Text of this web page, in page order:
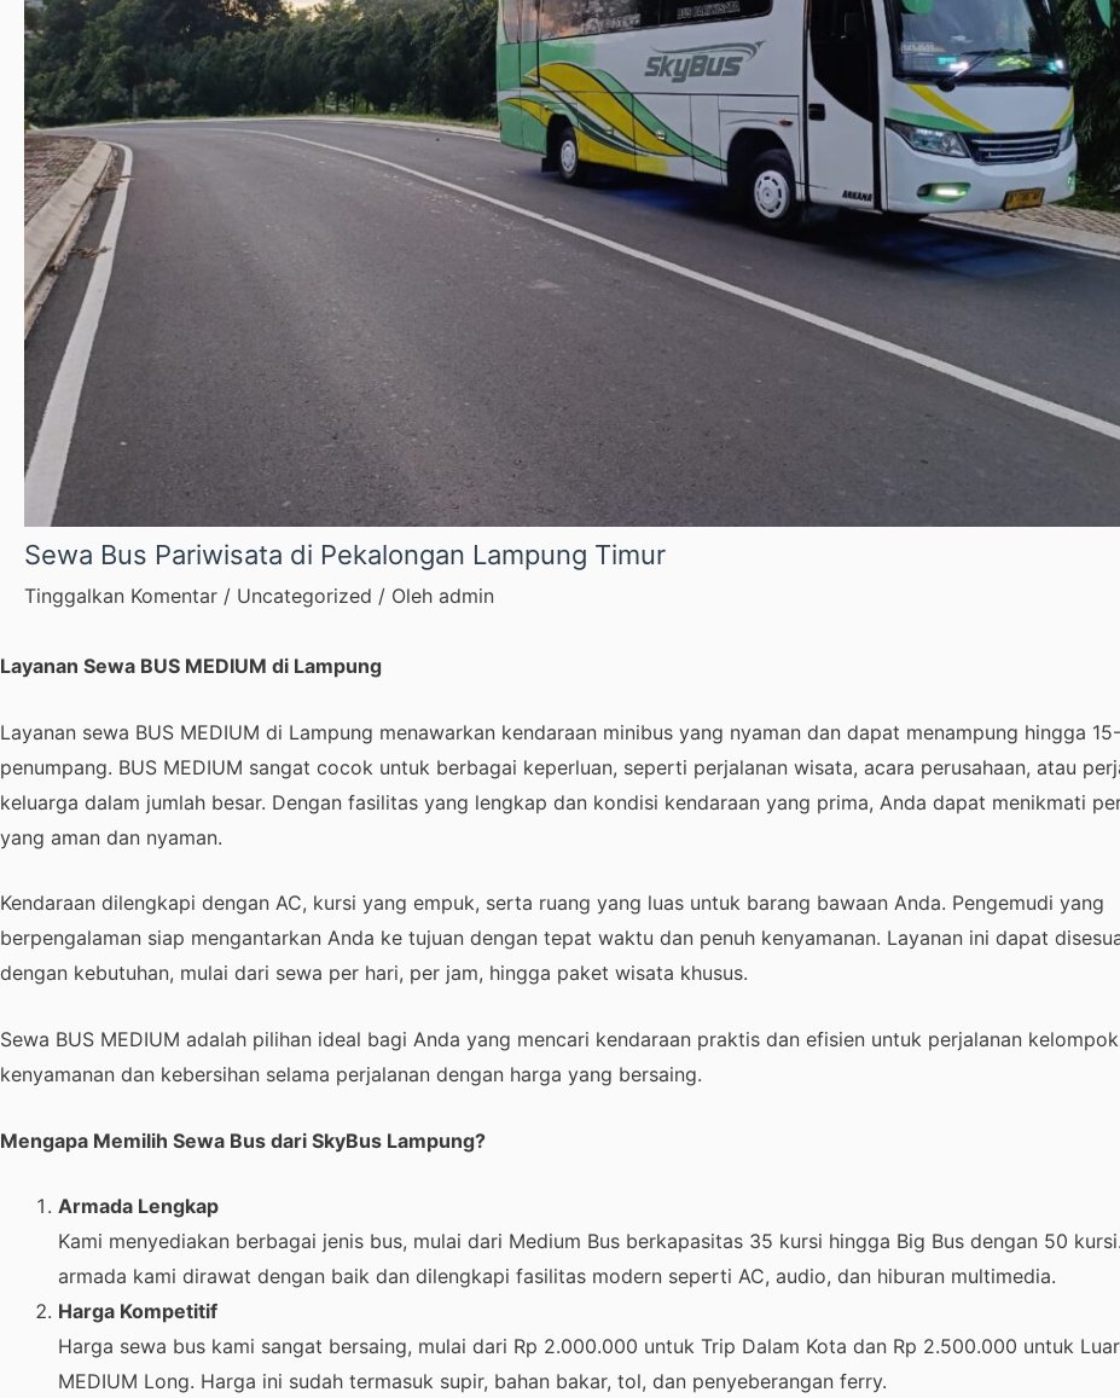
Sewa Bus Pariwisata di Pekalongan Lampung Timur
Tinggalkan Komentar / Uncategorized / Oleh admin
Layanan Sewa BUS MEDIUM di Lampung
Layanan sewa BUS MEDIUM di Lampung menawarkan kendaraan minibus yang nyaman dan dapat menampung hingga
penumpang. BUS MEDIUM sangat cocok untuk berbagai keperluan, seperti perjalanan wisata, acara perusahaan, atau
keluarga dalam jumlah besar. Dengan fasilitas yang lengkap dan kondisi kendaraan yang prima, Anda dapat menikmati
yang aman dan nyaman.
Kendaraan dilengkapi dengan AC, kursi yang empuk, serta ruang yang luas untuk barang bawaan Anda. Pengemudi yang
berpengalaman siap mengantarkan Anda ke tujuan dengan tepat waktu dan penuh kenyamanan. Layanan ini dapat
dengan kebutuhan, mulai dari sewa per hari, per jam, hingga paket wisata khusus.
Sewa BUS MEDIUM adalah pilihan ideal bagi Anda yang mencari kendaraan praktis dan efisien untuk perjalanan
kenyamanan dan kebersihan selama perjalanan dengan harga yang bersaing.
Mengapa Memilih Sewa Bus dari SkyBus Lampung?
Armada Lengkap
Kami menyediakan berbagai jenis bus, mulai dari Medium Bus berkapasitas 35 kursi hingga Big Bus dengan 50
armada kami dirawat dengan baik dan dilengkapi fasilitas modern seperti AC, audio, dan hiburan multimedia.
Harga Kompetitif
Harga sewa bus kami sangat bersaing, mulai dari Rp 2.000.000 untuk Trip Dalam Kota dan Rp 2.500.000 untuk
MEDIUM Long. Harga ini sudah termasuk supir, bahan bakar, tol, dan penyeberangan ferry.